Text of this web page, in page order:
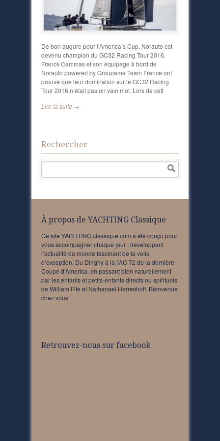
De bon augure pour l’America’s Cup, Norauto est
devenu champion du GC32 Racing Tour 2016.
Franck Cammas et son équipage à bord de
Norauto powered by Groupama Team France ont
prouvé que leur domination sur le GC32 Racing
Tour 2016 n’était pas un vain mot. Lors de cett
Lire la suite →
Rechercher
À propos de YACHTING Classique
Ce site YACHTING classique.com a été conçu pour
vous accompagner chaque jour ; développant
l’actualité du monde fascinant de la voile
d’exception. Du Dinghy à la l’AC 72 de la dernière
Coupe d’America, en passant bien naturellement
par les enfants et petits-enfants directs ou spirituels
de William Fife et Nathanael Herreshoff. Bienvenue
chez vous.
Retrouvez-nous sur facebook